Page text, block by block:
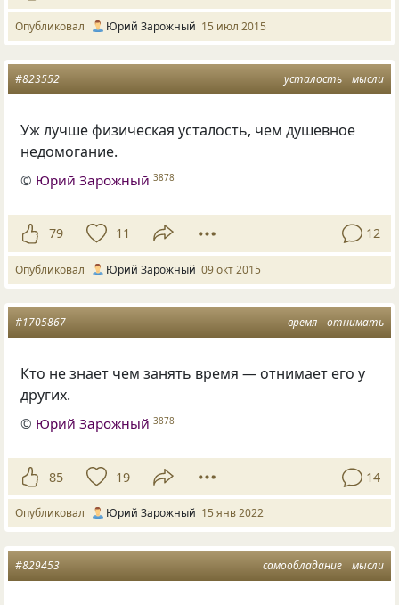
Опубликовал Юрий Зарожный 15 июл 2015
усталость мысли
#823552
Уж лучше физическая усталость, чем душевное
недомогание.
© Юрий Зарожный 3878
79 11 12
Опубликовал Юрий Зарожный 09 окт 2015
время отнимать
#1705867
Кто не знает чем занять время — отнимает его у
других.
© Юрий Зарожный 3878
85 19 14
Опубликовал Юрий Зарожный 15 янв 2022
самообладание мысли
#829453